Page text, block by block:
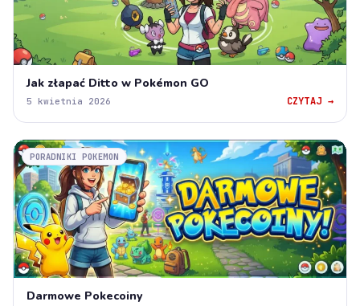
Jak złapać Ditto w Pokémon GO
5 kwietnia 2026 CZYTAJ →
PORADNIKI POKEMON
Darmowe Pokecoiny